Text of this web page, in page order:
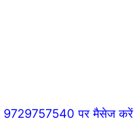
9729757540 पर मैसेज करें